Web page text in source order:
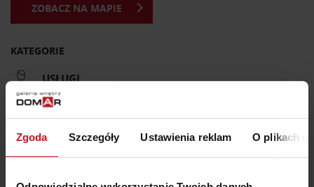
Zgoda Szczegóły Ustawienia reklam O plikach
ZOBACZ NA MAPIE
KATEGORIE
USŁUGI
NEWSLETTER DOMAR
Chcę zapisać się do newslettera, a co za tym idzie wyrażam zgodę